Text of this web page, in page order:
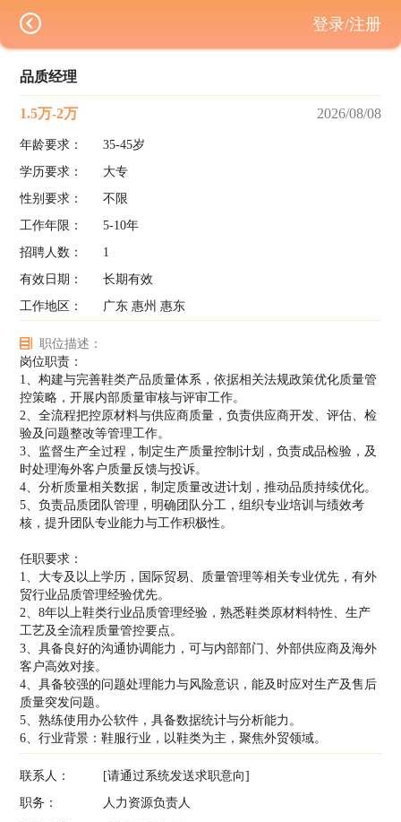
品质经理
1.5万-2万 2026/08/08
年龄要求：
35-45岁
学历要求：
大专
性别要求：
不限
工作年限：
5-10年
招聘人数：
1
有效日期：
长期有效
工作地区：
广东 惠州 惠东
职位描述：
岗位职责：
1、构建与完善鞋类产品质量体系，依据相关法规政策优化质量管
控策略，开展内部质量审核与评审工作。
2、全流程把控原材料与供应商质量，负责供应商开发、评估、检
验及问题整改等管理工作。
3、监督生产全过程，制定生产质量控制计划，负责成品检验，及
时处理海外客户质量反馈与投诉。
4、分析质量相关数据，制定质量改进计划，推动品质持续优化。
5、负责品质团队管理，明确团队分工，组织专业培训与绩效考
核，提升团队专业能力与工作积极性。
任职要求：
1、大专及以上学历，国际贸易、质量管理等相关专业优先，有外
贸行业品质管理经验优先。
2、8年以上鞋类行业品质管理经验，熟悉鞋类原材料特性、生产
工艺及全流程质量管控要点。
3、具备良好的沟通协调能力，可与内部部门、外部供应商及海外
客户高效对接。
4、具备较强的问题处理能力与风险意识，能及时应对生产及售后
质量突发问题。
5、熟练使用办公软件，具备数据统计与分析能力。
6、行业背景：鞋服行业，以鞋类为主，聚焦外贸领域。
联系人：
[请通过系统发送求职意向]
职务：
人力资源负责人
登录/注册